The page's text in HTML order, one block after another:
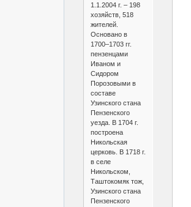
1.1.2004 г. – 198
хозяйств, 518
жителей.
Основано в
1700–1703 гг.
пензенцами
Иваном и
Сидором
Порозовыми в
составе
Узинского стана
Пензенского
уезда. В 1704 г.
построена
Никольская
церковь. В 1718 г.
в селе
Никольском,
Таштокомяк тож,
Узинского стана
Пензенского